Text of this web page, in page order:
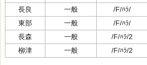
長良
一般 /F/ﾊﾗ/
東部
一般 /F/ﾊﾗ/
長森
一般 /F/ﾊﾗ/2
柳津
一般 /F/ﾊﾗ/2